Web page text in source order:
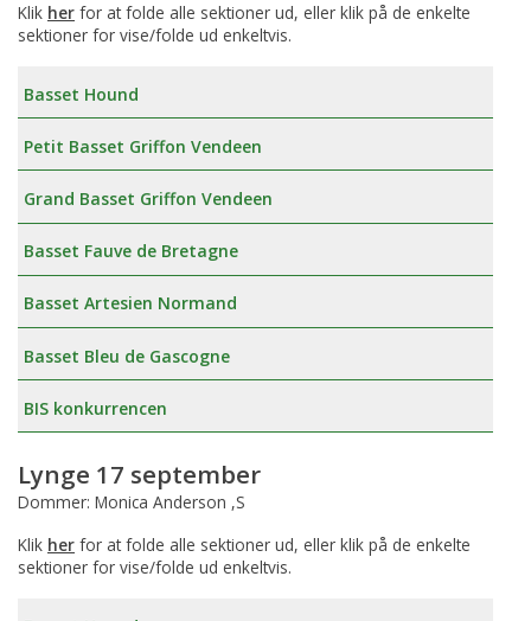
Klik her for at folde alle sektioner ud, eller klik på de enkelte
sektioner for vise/folde ud enkeltvis.
Basset Hound
Petit Basset Griffon Vendeen
Grand Basset Griffon Vendeen
Basset Fauve de Bretagne
Basset Artesien Normand
Basset Bleu de Gascogne
BIS konkurrencen
Lynge 17 september
Dommer: Monica Anderson ,S
Klik her for at folde alle sektioner ud, eller klik på de enkelte
sektioner for vise/folde ud enkeltvis.